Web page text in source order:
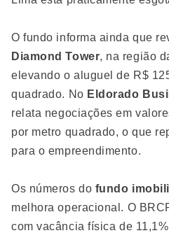
O fundo informa ainda que
Diamond Tower, na região
elevando o aluguel de R$
quadrado. No Eldorado
relata negociações em
por metro quadrado, o que
para o empreendimento.
Os números do fundo
melhora operacional. O
com vacância física de